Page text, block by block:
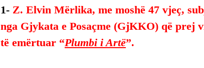
1- Z. Elvin Mërlika, me moshë 47 vjeç,
nga Gjykata e Posaçme (GjKKO) që prej
të emërtuar “Plumbi i Artë”.